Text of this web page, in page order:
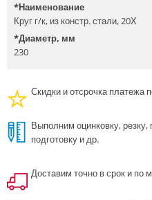
*Наименование
Круг г/к, из констр. стали, 20Х
*Диаметр, мм
230
Скидки и отсрочка платежа
Выполним оцинковку,
подготовку и др.
Доставим точно в срок и по